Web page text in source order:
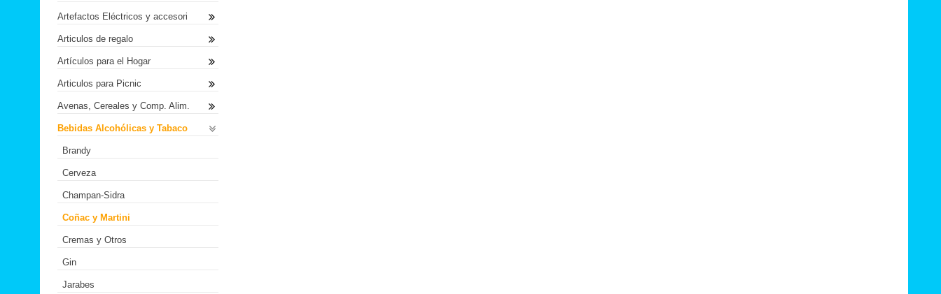
Artefactos Eléctricos y accesori
Articulos de regalo
Artículos para el Hogar
Articulos para Picnic
Avenas, Cereales y Comp. Alim.
Bebidas Alcohólicas y Tabaco
Brandy
Cerveza
Champan-Sidra
Coñac y Martini
Cremas y Otros
Gin
Jarabes